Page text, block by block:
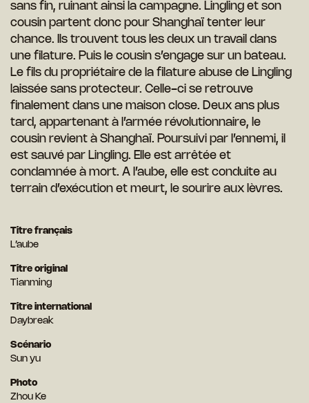
sans fin, ruinant ainsi la campagne. Lingling et son
cousin partent donc pour Shanghaï tenter leur
chance. Ils trouvent tous les deux un travail dans
une filature. Puis le cousin s’engage sur un bateau.
Le fils du propriétaire de la filature abuse de Lingling
laissée sans protecteur. Celle-ci se retrouve
finalement dans une maison close. Deux ans plus
tard, appartenant à l’armée révolutionnaire, le
cousin revient à Shanghaï. Poursuivi par l’ennemi, il
est sauvé par Lingling. Elle est arrêtée et
condamnée à mort. A l’aube, elle est conduite au
terrain d’exécution et meurt, le sourire aux lèvres.
Titre français
L’aube
Titre original
Tianming
Titre international
Daybreak
Scénario
Sun yu
Photo
Zhou Ke